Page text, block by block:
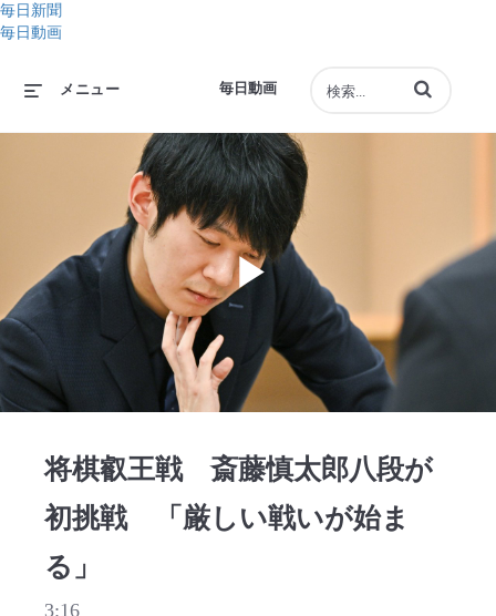
毎日新聞
毎日動画
毎日動画
メニュー 動画の検索語句
Play
将棋叡王戦 斎藤慎太郎八段が
初挑戦 「厳しい戦いが始ま
る」
3:16